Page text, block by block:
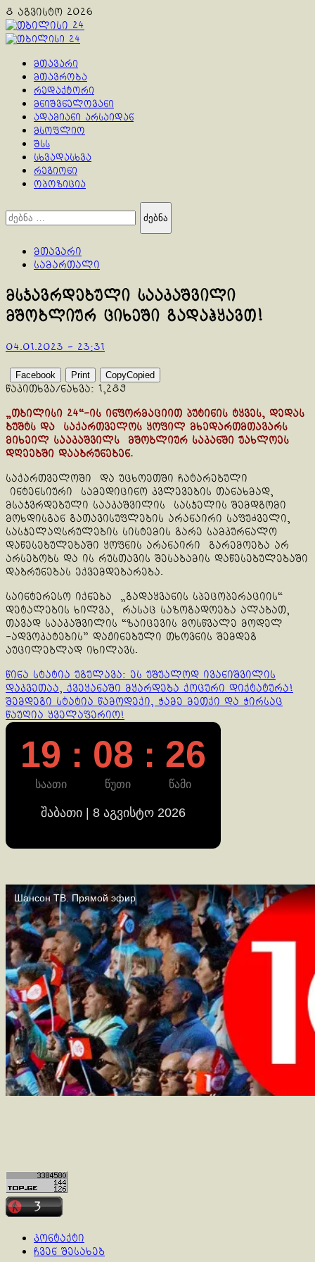
Skip
to
content
8 აგვისტო 2026
Primary
მთავარი
მთავრობა
რედაქტორი
მნიშვნელოვანი
ადამიანი არსაიდან
მსოფლიო
შსს
სხვადასხვა
რეგიონი
ოპოზიცია
ძებნა:
მთავარი
სამართალი
მსჯავრდებული სააკაშვილი
მშობლიურ ციხეში გადაჰყავთ!
04.01.2023 - 23:31
Facebook Print CopyCopied
წაკითხვა/ნახვა: 1,289
„თბილისი 24“-ის ინფორმაციით პუტინის ტყვეს, დედას
ბუშტს და საქართველოს ყოფილ მხედართმთავარს
მიხეილ სააკაშვილს მშობლიურ საკანში უახლოეს
დღეებში დააბრუნებენ.
საქართველოში და უცხოეთში ჩატარებული
ინტენსიური სამედიცინო კვლევების თანახმად,
მსაჯვრდებული სააკაშვილის სასჯელის შემდგომი
მოხდისგან გათავისუფლების არანაირი საფუძველი,
სასჯელაღსრულების სისტემის გარე სამკურნალო
დაწესებულებაში ყოფნის არანაირი გარემოება არ
არსებობს და ის რუსთავის შესაბამის დაწესებულებაში
დაბრუნებას ექვემდებარება.
საინტერესო იქნება „გადაყვანის სპეცოპერაციის“
დეტალების ხილვა, რასაც საზოგადოება ალაბათ,
თავად სააკაშვილის “ზაიცევის მოსწვალე მოდელ
-ადვოკატების” დაჟინებული თხოვნის შემდეგ
აუცილებლად იხილავს.
Continue
Reading
წინა სტატია უგულავა: ეს უშუალოდ ივანიშვილის
დაკვეთაა, ქვეყანაში მყარდება ქოცური დიქტატურა!
შემდეგი სტატია წამოდექი, ჭამე მეთქი და ჭირსაც
წაუღია ყველაფერიო!
19 : 08 : 26
საათი წუთი წამი
შაბათი | 8 აგვისტო 2026
კონტაქტი
ჩვენ შესახებ